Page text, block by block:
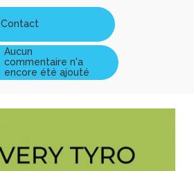
Contact
Aucun
commentaire n'a
encore été ajouté